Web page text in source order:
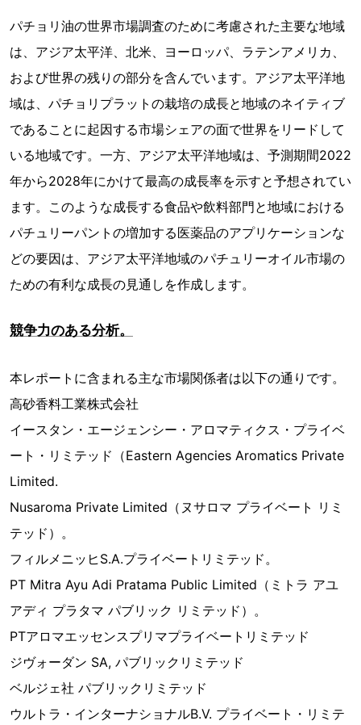
パチョリ油の世界市場調査のために考慮された主要な地域
は、アジア太平洋、北米、ヨーロッパ、ラテンアメリカ、
および世界の残りの部分を含んでいます。アジア太平洋地
域は、パチョリプラットの栽培の成長と地域のネイティブ
であることに起因する市場シェアの面で世界をリードして
いる地域です。一方、アジア太平洋地域は、予測期間2022
年から2028年にかけて最高の成長率を示すと予想されてい
ます。このような成長する食品や飲料部門と地域における
パチュリーパントの増加する医薬品のアプリケーションな
どの要因は、アジア太平洋地域のパチュリーオイル市場の
ための有利な成長の見通しを作成します。
競争力のある分析。
本レポートに含まれる主な市場関係者は以下の通りです。
高砂香料工業株式会社
イースタン・エージェンシー・アロマティクス・プライベ
ート・リミテッド（Eastern Agencies Aromatics Private
Limited.
Nusaroma Private Limited（ヌサロマ プライベート リミ
テッド）。
フィルメニッヒS.A.プライベートリミテッド。
PT Mitra Ayu Adi Pratama Public Limited（ミトラ アユ
アディ プラタマ パブリック リミテッド）。
PTアロマエッセンスプリマプライベートリミテッド
ジヴォーダン SA, パブリックリミテッド
ベルジェ社 パブリックリミテッド
ウルトラ・インターナショナルB.V. プライベート・リミテ